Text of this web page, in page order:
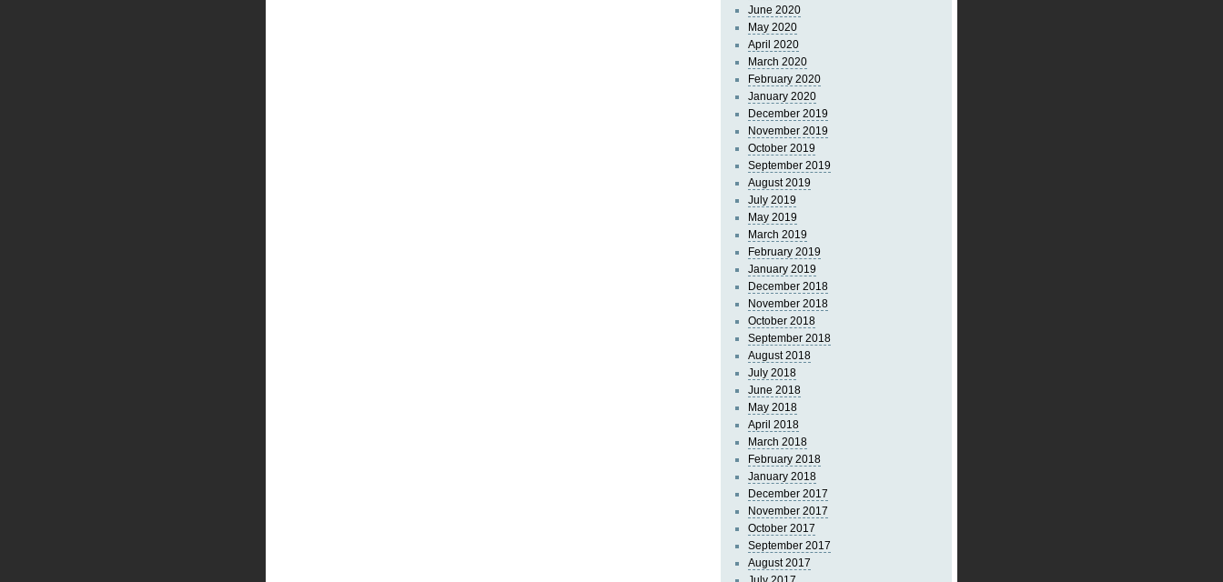
June 2020
May 2020
April 2020
March 2020
February 2020
January 2020
December 2019
November 2019
October 2019
September 2019
August 2019
July 2019
May 2019
March 2019
February 2019
January 2019
December 2018
November 2018
October 2018
September 2018
August 2018
July 2018
June 2018
May 2018
April 2018
March 2018
February 2018
January 2018
December 2017
November 2017
October 2017
September 2017
August 2017